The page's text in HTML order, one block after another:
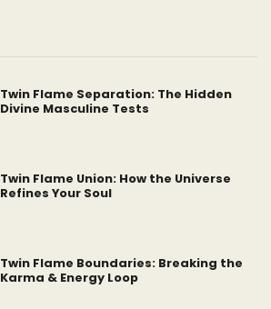
Twin Flame Separation: The Hidden
Divine Masculine Tests
Twin Flame Union: How the Universe
Refines Your Soul
Twin Flame Boundaries: Breaking the
Karma & Energy Loop